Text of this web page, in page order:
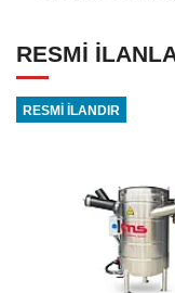
RESMİ
RESMİ İLANDIR